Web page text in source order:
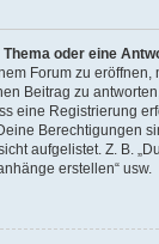
oder eine
Forum zu eröffnen,
Beitrag zu
eine Registrierung
Berechtigungen
aufgelistet. Z. B.
erstellen“ usw.